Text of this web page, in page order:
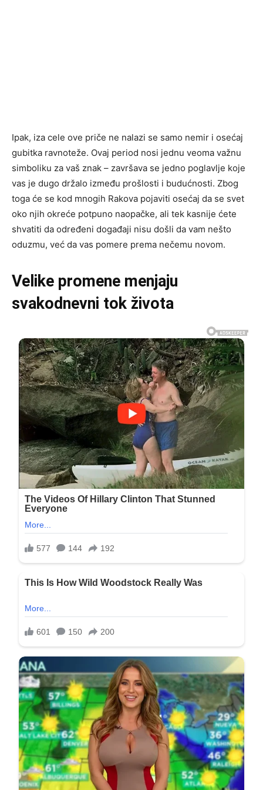
Ipak, iza cele ove priče ne nalazi se samo nemir i osećaj
gubitka ravnoteže. Ovaj period nosi jednu veoma važnu
simboliku za vaš znak – završava se jedno poglavlje koje
vas je dugo držalo između prošlosti i budućnosti. Zbog
toga će se kod mnogih Rakova pojaviti osećaj da se svet
oko njih okreće potpuno naopačke, ali tek kasnije ćete
shvatiti da određeni događaji nisu došli da vam nešto
oduzmu, već da vas pomere prema nečemu novom.
Velike promene menjaju
svakodnevni tok života